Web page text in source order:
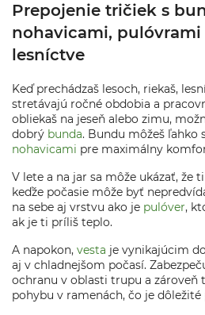
Prepojenie tričiek s
nohavicami, pulóvrami
lesníctve
Keď prechádzaš lesoch, riekaš,
stretávajú ročné obdobia a
obliekaš na jeseň alebo zimu,
dobrý bunda. Bundu môžeš
nohavicami pre maximálny
V lete a na jar sa môže ukázať, že
keďže počasie môže byť
na sebe aj vrstvu ako je pulóver,
ak je ti príliš teplo.
A napokon, vesta je vynikajúcim
aj v chladnejšom počasí.
ochranu v oblasti trupu a zároveň
pohybu v ramenách, čo je dôležité